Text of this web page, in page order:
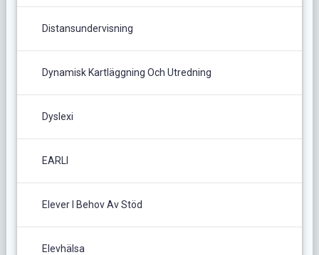
Distansundervisning
Dynamisk Kartläggning Och Utredning
Dyslexi
EARLI
Elever I Behov Av Stöd
Elevhälsa